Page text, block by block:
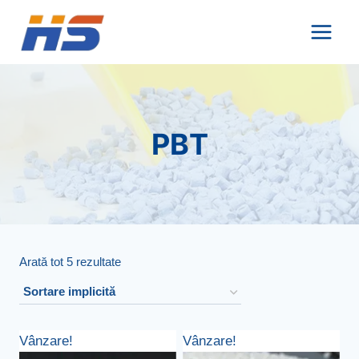
conținut
PBT
Arată tot 5 rezultate
Vânzare! Vânzare!